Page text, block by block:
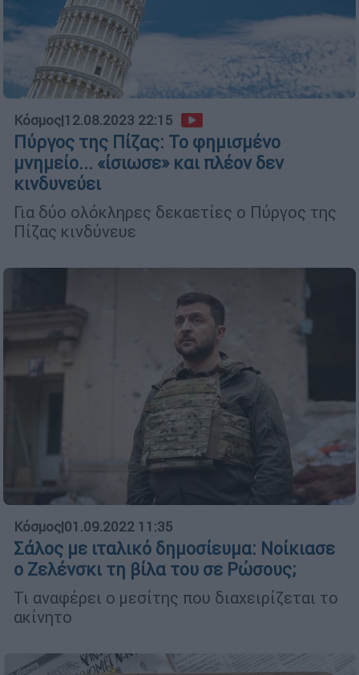
Κόσμος|12.08.2023 22:15
Πύργος της Πίζας: Το φημισμένο
μνημείο... «ίσιωσε» και πλέον δεν
κινδυνεύει
Για δύο ολόκληρες δεκαετίες ο Πύργος της
Πίζας κινδύνευε
Κόσμος|01.09.2022 11:35
Σάλος με ιταλικό δημοσίευμα: Νοίκιασε
ο Ζελένσκι τη βίλα του σε Ρώσους;
Τι αναφέρει ο μεσίτης που διαχειρίζεται το
ακίνητο